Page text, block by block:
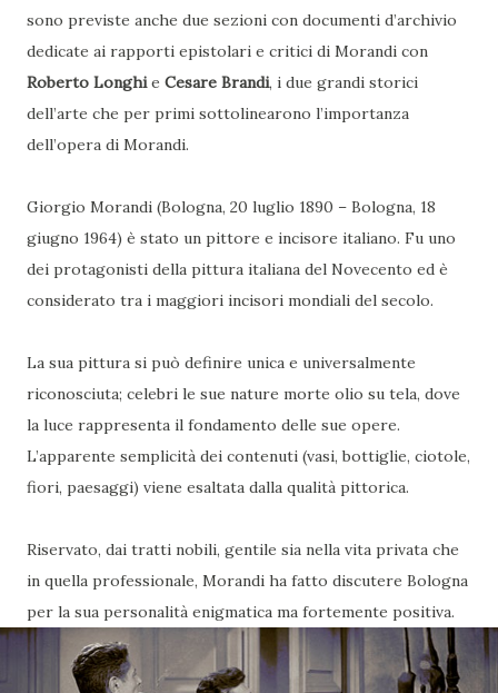
sono previste anche due sezioni con documenti d’archivio
dedicate ai rapporti epistolari e critici di Morandi con
Roberto Longhie Cesare Brandi, i due grandi storici
dell’arte che per primi sottolinearono l’importanza
dell’opera di Morandi.
Giorgio Morandi (Bologna, 20 luglio 1890 – Bologna, 18
giugno 1964) è stato un pittore e incisore italiano. Fu uno
dei protagonisti della pittura italiana del Novecento ed è
considerato tra i maggiori incisori mondiali del secolo.
La sua pittura si può definire unica e universalmente
riconosciuta; celebri le sue nature morte olio su tela, dove
la luce rappresenta il fondamento delle sue opere.
L’apparente semplicità dei contenuti (vasi, bottiglie, ciotole,
fiori, paesaggi) viene esaltata dalla qualità pittorica.
Riservato, dai tratti nobili, gentile sia nella vita privata che
in quella professionale, Morandi ha fatto discutere Bologna
per la sua personalità enigmatica ma fortemente positiva.